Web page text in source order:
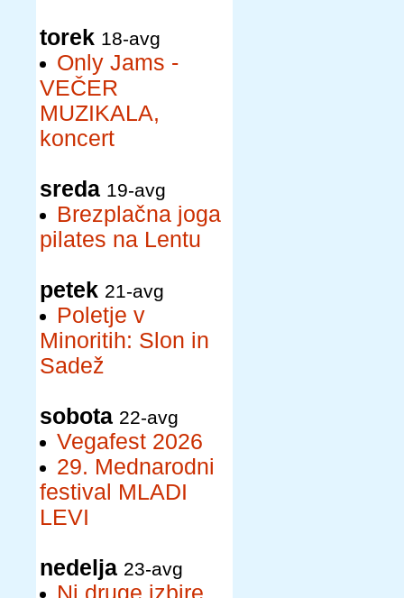
torek 18-avg
Only Jams -
VEČER
MUZIKALA,
koncert
sreda 19-avg
Brezplačna joga
pilates na Lentu
petek 21-avg
Poletje v
Minoritih: Slon in
Sadež
sobota 22-avg
Vegafest 2026
29. Mednarodni
festival MLADI
LEVI
nedelja 23-avg
Ni druge izbire